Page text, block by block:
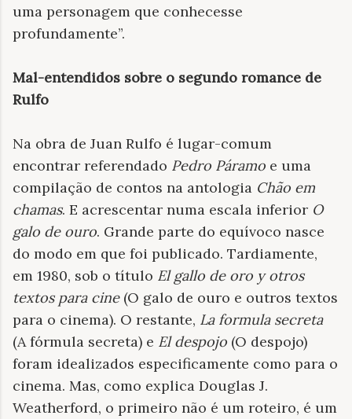
uma personagem que conhecesse
profundamente”.
Mal-entendidos sobre o segundo romance de
Rulfo
Na obra de Juan Rulfo é lugar-comum
encontrar referendado Pedro Páramo e uma
compilação de contos na antologia Chão em
chamas. E acrescentar numa escala inferior O
galo de ouro. Grande parte do equívoco nasce
do modo em que foi publicado. Tardiamente,
em 1980, sob o título El gallo de oro y otros
textos para cine(O galo de ouro e outros textos
para o cinema). O restante, La formula secreta
(A fórmula secreta) e El despojo (O despojo)
foram idealizados especificamente como para o
cinema. Mas, como explica Douglas J.
Weatherford, o primeiro não é um roteiro, é um